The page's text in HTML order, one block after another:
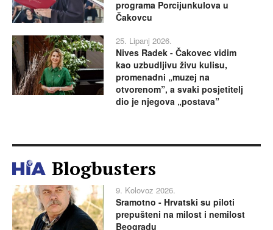
programa Porcijunkulova u
Čakovcu
25. Lipanj 2026.
Nives Radek - Čakovec vidim
kao uzbudljivu živu kulisu,
promenadni „muzej na
otvorenom”, a svaki posjetitelj
dio je njegova „postava”
Blogbusters
9. Kolovoz 2026.
Sramotno - Hrvatski su piloti
prepušteni na milost i nemilost
Beogradu